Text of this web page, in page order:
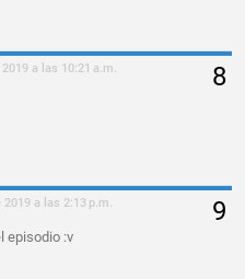
a las 10:21 a.m.
a las 2:13 p.m.
episodio :v